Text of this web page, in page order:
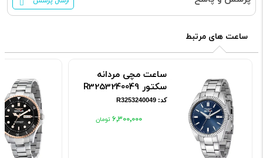
ساعت های مرتبط
ساعت مچی مردانه
سکتور R3253240049
کد: R3253240049
۶٬۳۰۰٬۰۰۰